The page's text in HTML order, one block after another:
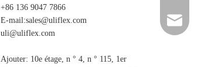
+86 136 9047 7866
E-mail:sales@uliflex.com
uli@uliflex.com
Ajouter: 10e étage, n ° 4, n ° 115, 1er